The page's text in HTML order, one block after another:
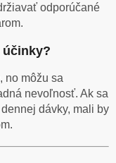
odporúčané
účinky?
no môžu sa
nevoľnosť. Ak sa
dávky, mali by